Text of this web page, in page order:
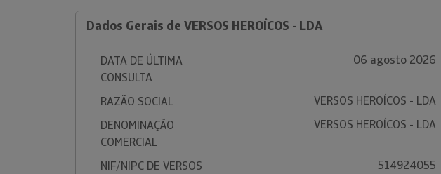
Dados Gerais de VERSOS HEROÍCOS - LDA
DATA DE ÚLTIMA
CONSULTA
06 agosto 2026
RAZÃO SOCIAL
VERSOS HEROÍCOS - LDA
DENOMINAÇÃO
COMERCIAL
VERSOS HEROÍCOS - LDA
NIF/NIPC DE VERSOS
514924055